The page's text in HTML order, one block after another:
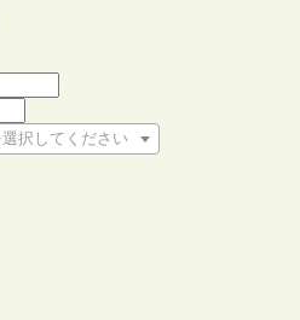
択してください
ださい